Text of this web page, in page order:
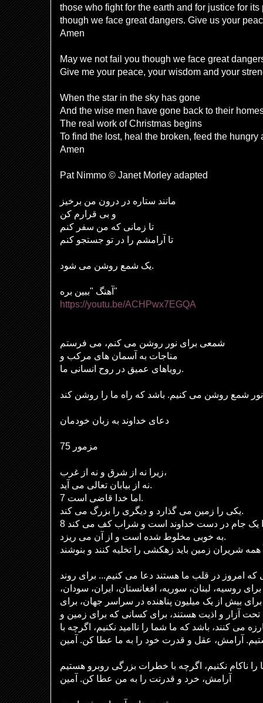
those who fight for the earth and for justice for its
though we face great dangers. Give us your
Amen
May we not fail you though we face great
Give me your peace, your wisdom and your
When the star in the sky has gone
And the wise men have gone back to their
The real work of Christmas begins
To find the lost, heal the broken, feed the hungry
Amen
Pat Nimmo © Janet Morley adapted
مانند ستاره در درون من برخیز
و بی قرارم کن
تا زمانی که من سفر کنم
تا آرامشم را در تو جستجو کنم
یک شمع روشن می شود.
آهنگ "ببین بره"
https://youtu.be/ACHPwx7EGQA
شمعی برای نور روشن می کنم، می فرستم
مناجات به آسمان های مرکب و
رویاهای عمیق در روح انسانی ما.
دعای خداوند به زبان خودمان
مزمور 75
زیرا نه از شرق و نه از غرب،
نه از بیابان تعالی می آید.
7 اما خدا قاضی است.
یکی را زمین می گذارد و دیگری را بزرگ می کند.
به خوبی مخلوط شده است و از آن می ریزد.
امروز در قلب ما هستند دعا می کنیم... برای روند
روسیه، لبنان، سوریه، افغانستان، ایران، سودان،
برای بیش از یک میلیون پناهنده در سراسر جهان، برای
آزار و اذیت هستند، برای کسانی که برای زمین و
می کنند، باشد که ما شما را ناامید نکنیم، اگرچه با
آرامش، عقل و قدرت خود را به ما عطا کن. آمین
آرامش، خرد و قدرتت را به من عطا کن. آمین